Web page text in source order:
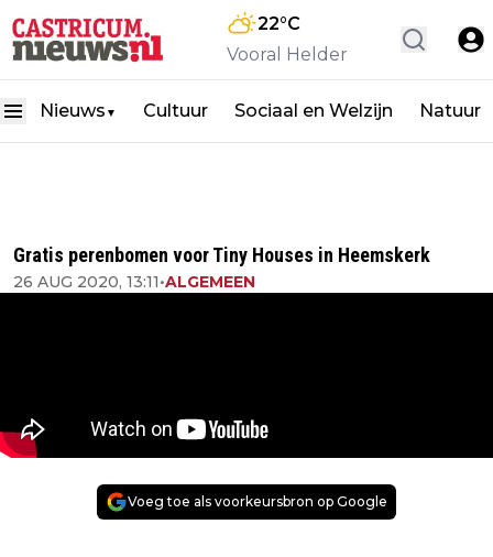
22°C
Vooral Helder
Nieuws ▼ Cultuur Sociaal en Welzijn Natuur
Gratis perenbomen voor Tiny Houses in Heemskerk
26 AUG 2020, 13:11•ALGEMEEN
Voeg toe als voorkeursbron op Google